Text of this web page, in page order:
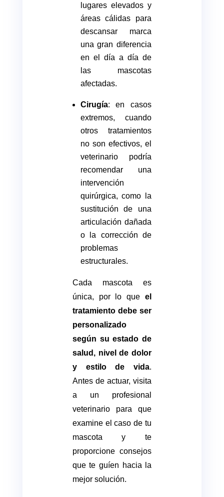
lugares elevados y
áreas cálidas para
descansar marca
una gran diferencia
en el día a día de
las mascotas
afectadas.
Cirugía: en casos
extremos, cuando
otros tratamientos
no son efectivos, el
veterinario podría
recomendar una
intervención
quirúrgica, como la
sustitución de una
articulación dañada
o la corrección de
problemas
estructurales.
Cada mascota es
única, por lo queel
tratamiento debe ser
personalizado
según su estado de
salud, nivel de dolor
y estilo de vida.
Antes de actuar, visita
a un profesional
veterinario para que
examine el caso de tu
mascota y te
proporcione consejos
que te guíen hacia la
mejor solución.